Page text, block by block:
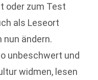
oder zum Test
als Leseort
nun ändern.
unbeschwert und
widmen, lesen